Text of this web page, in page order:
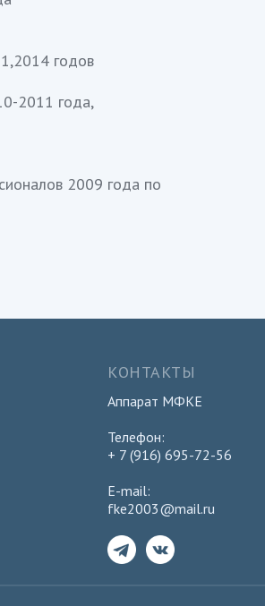
годов
2011 года,
2009 года по
КОНТАКТЫ
Аппарат МФКЕ
Телефон:
+ 7 (916) 695-72-56
E-mail:
fke2003@mail.ru